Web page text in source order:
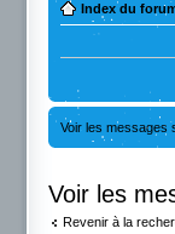
Index du
Voir les messages
Voir les
Revenir à la